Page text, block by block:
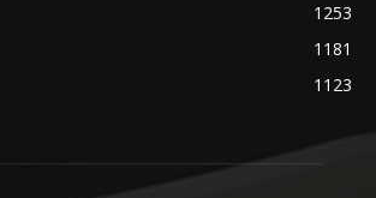
1253
1181
1123